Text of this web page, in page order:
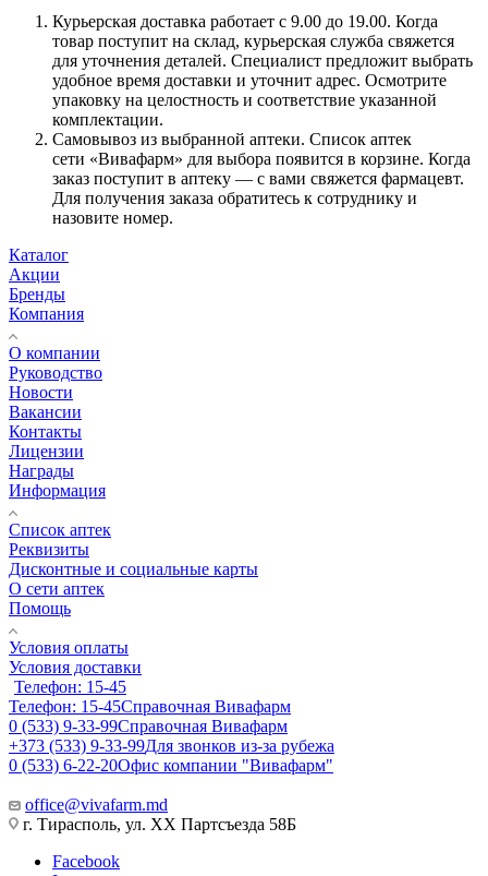
Курьерская доставка работает с 9.00 до 19.00. Когда
товар поступит на склад, курьерская служба свяжется
для уточнения деталей. Специалист предложит выбрать
удобное время доставки и уточнит адрес. Осмотрите
упаковку на целостность и соответствие указанной
комплектации.
Самовывоз из выбранной аптеки. Список аптек
сети «Вивафарм» для выбора появится в корзине. Когда
заказ поступит в аптеку — с вами свяжется фармацевт.
Для получения заказа обратитесь к сотруднику и
назовите номер.
Каталог
Акции
Бренды
Компания
О компании
Руководство
Новости
Вакансии
Контакты
Лицензии
Награды
Информация
Список аптек
Реквизиты
Дисконтные и социальные карты
О сети аптек
Помощь
Условия оплаты
Условия доставки
Телефон: 15-45
Телефон: 15-45Справочная Вивафарм
0 (533) 9-33-99Справочная Вивафарм
+373 (533) 9-33-99Для звонков из-за рубежа
0 (533) 6-22-20Офис компании "Вивафарм"
office@vivafarm.md
г. Тирасполь, ул. ХХ Партсъезда 58Б
Facebook